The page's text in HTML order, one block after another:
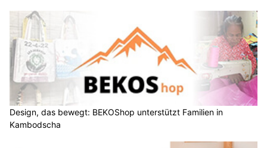
Design, das bewegt: BEKOShop unterstützt Familien in
Kambodscha